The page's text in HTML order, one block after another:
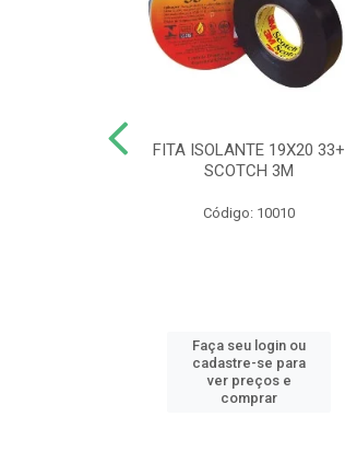
FITA ISOLANTE 19X20 33+
SCOTCH 3M
Código: 10010
Faça seu login ou
cadastre-se para
ver preços e
comprar